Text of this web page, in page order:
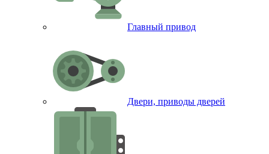
Главный привод
Двери, приводы дверей